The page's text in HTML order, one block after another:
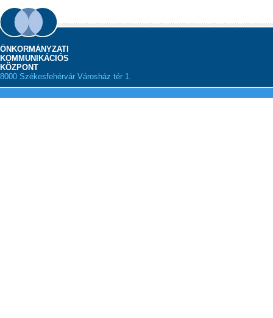
ÖNKORMÁNYZATI
KOMMUNIKÁCIÓS
KÖZPONT
8000 Székesfehérvár Városház tér 1.